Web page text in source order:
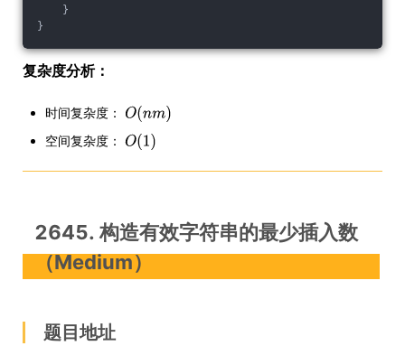
}
}
复杂度分析：
时间复杂度：
空间复杂度：
2645. 构造有效字符串的最少插入数
（Medium）
题目地址